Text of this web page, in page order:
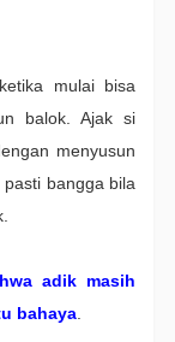
mulai bisa
balok. Ajak si
menyusun
pasti bangga bila
adik masih
bahaya.